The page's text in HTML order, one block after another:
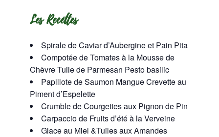
Les Recettes
Spirale de Caviar d’Aubergine et Pain Pita
Compotée de Tomates à la Mousse de
Chèvre Tuile de Parmesan Pesto basilic
Papillote de Saumon Mangue Crevette au
Piment d’Espelette
Crumble de Courgettes aux Pignon de Pin
Carpaccio de Fruits d’été à la Verveine
Glace au Miel &Tuiles aux Amandes